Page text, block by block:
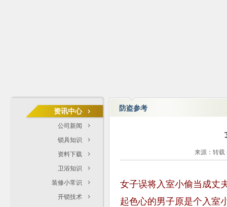
资讯中心
公司新闻
锁具知识
资料下载
卫浴知识
装修小常识
开锁技术
防盗参考
来源：转载
女子误将入室小偷当成丈
起色心的男子原是个入室